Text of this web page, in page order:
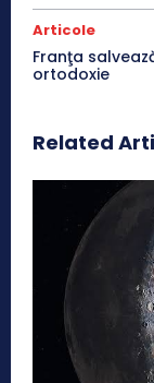
Articole
Franţa
ortodoxie
Related